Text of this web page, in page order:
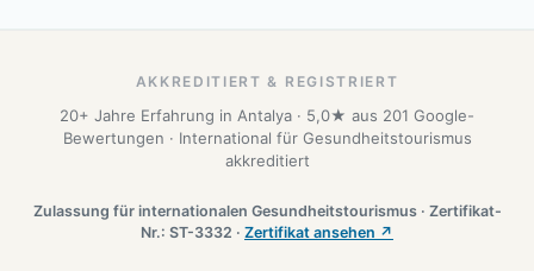
AKKREDITIERT & REGISTRIERT
20+ Jahre Erfahrung in Antalya · 5,0★ aus 201 Google-
Bewertungen · International für Gesundheitstourismus
akkreditiert
Zulassung für internationalen Gesundheitstourismus · Zertifikat-
Nr.: ST-3332 · Zertifikat ansehen ↗